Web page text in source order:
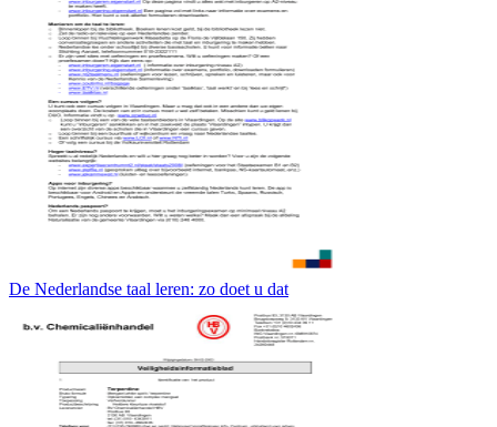
De Nederlandse taal leren: zo doet u dat